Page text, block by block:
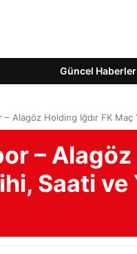
Güncel Haberler
Alagöz Holding Iğdır FK Maç
–
Saati ve